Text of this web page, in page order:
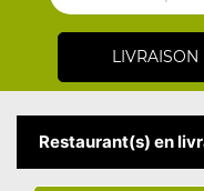
LIVRAISON
Restaurant(s) en